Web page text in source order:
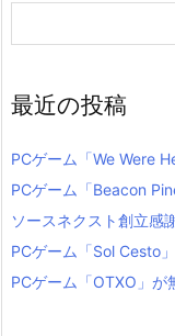
最近の投稿
PCゲーム「We Were
PCゲーム「Beacon
ソースネクスト創立感
PCゲーム「Sol Cesto
PCゲーム「OTXO」が